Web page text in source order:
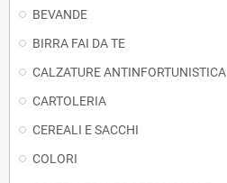
BEVANDE
BIRRA FAI DA TE
CALZATURE ANTINFORTUNISTICA
CARTOLERIA
CEREALI E SACCHI
COLORI